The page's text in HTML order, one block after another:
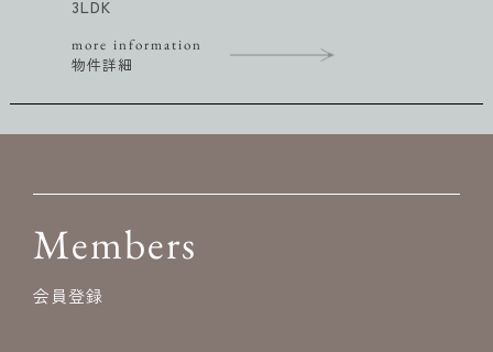
芯） 間取り 3LDK
more information
物件詳細
Members
会員登録